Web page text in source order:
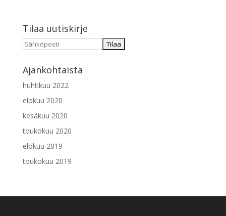
Tilaa uutiskirje
Ajankohtaista
huhtikuu 2022
elokuu 2020
kesäkuu 2020
toukokuu 2020
elokuu 2019
toukokuu 2019